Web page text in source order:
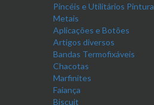
Pincéis e Utilitários Pintura
Metais
Aplicações e Botões
Artigos diversos
Bandas Termofixáveis
Chacotas
Marfinites
Faiança
Biscuit